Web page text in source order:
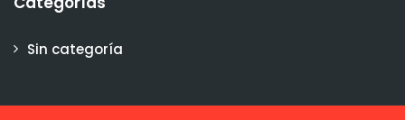
Sin categoría